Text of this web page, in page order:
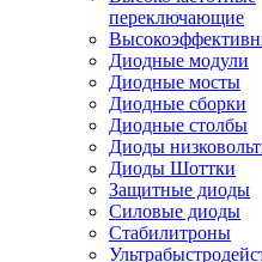
переключающие
Диодные модули
Диодные мосты
Диодные сборки
Диодные столбы
Диоды
Диоды Шоттки
Защитные диоды
Силовые диоды
Стабилитроны